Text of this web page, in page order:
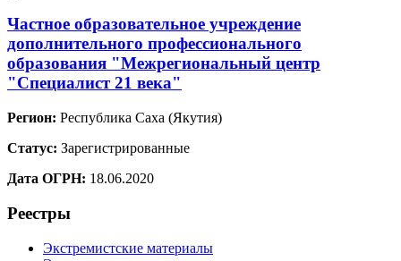
Частное образовательное учреждение
дополнительного профессионального
образования "Межрегиональный центр
"Специалист 21 века"
Регион: Республика Саха (Якутия)
Статус: Зарегистрированные
Дата ОГРН: 18.06.2020
Реестры
Экстремистские материалы